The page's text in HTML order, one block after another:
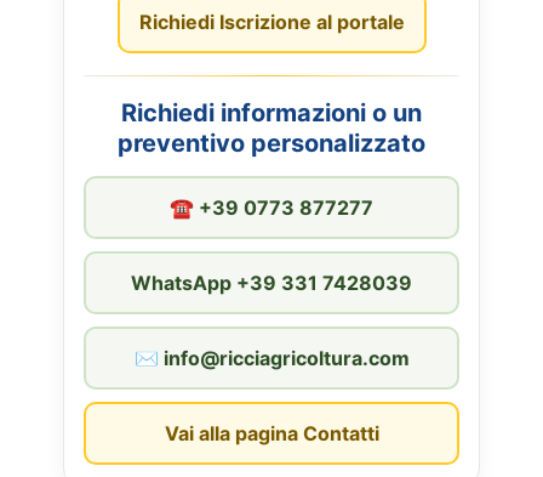
Richiedi Iscrizione al portale
Richiedi informazioni o un
preventivo personalizzato
☎︎ +39 0773 877277
WhatsApp +39 331 7428039
✉︎ info@ricciagricoltura.com
Vai alla pagina Contatti